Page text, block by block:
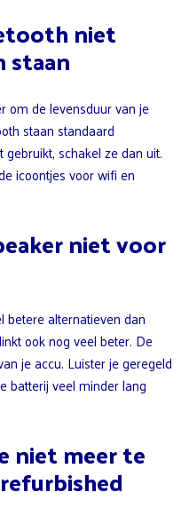
niet
staan
om de levensduur van je
staan standaard
schakel ze dan uit.
icoontjes voor wifi en
niet voor
alternatieven dan
ook nog veel beter. De
je accu. Luister je geregeld
batterij veel minder lang
niet meer te